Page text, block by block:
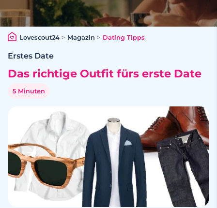
Lovescout24> Magazin > Dating Tipps
Erstes Date
Das richtige Outfit fürs erste Date
5 Minuten